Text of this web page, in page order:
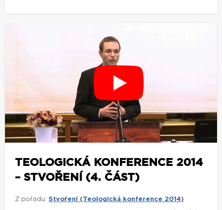
TEOLOGICKÁ KONFERENCE 2014
– STVOŘENÍ (4. ČÁST)
Z pořadu: Stvoření (Teologická konference 2014)